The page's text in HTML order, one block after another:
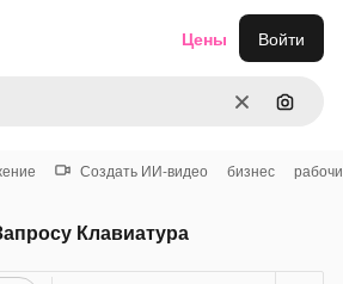
ОчиститьПоиск
Цены Войти
Создать ИИ-видео бизнес
Клавиатура